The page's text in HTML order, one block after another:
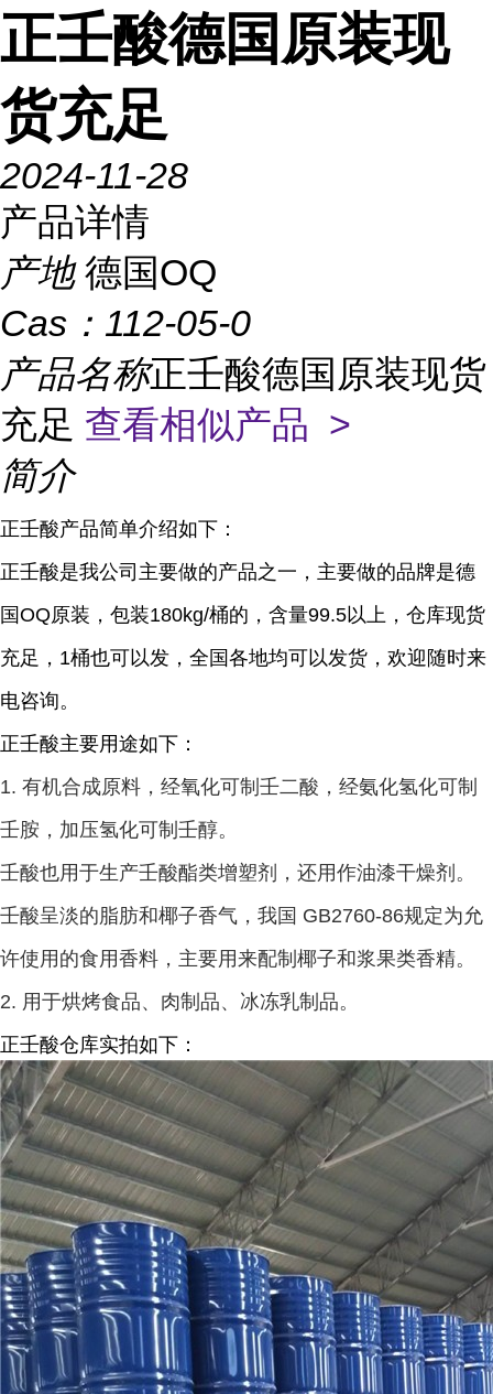
正壬酸德国原装现
货充足
2024-11-28
产品详情
产地 德国OQ
Cas： 112-05-0
产品名称正壬酸德国原装现货
充足 查看相似产品 >
简介
正壬酸产品简单介绍如下：
正壬酸是我公司主要做的产品之一，主要做的品牌是德
国OQ原装，包装180kg/桶的，含量99.5以上，仓库现货
充足，1桶也可以发，全国各地均可以发货，欢迎随时来
电咨询。
正壬酸主要用途如下：
1. 有机合成原料，经氧化可制壬二酸，经氨化氢化可制
壬胺，加压氢化可制壬醇。
壬酸也用于生产壬酸酯类增塑剂，还用作油漆干燥剂。
壬酸呈淡的脂肪和椰子香气，我国 GB2760-86规定为允
许使用的食用香料，主要用来配制椰子和浆果类香精。
2. 用于烘烤食品、肉制品、冰冻乳制品。
正壬酸仓库实拍如下：